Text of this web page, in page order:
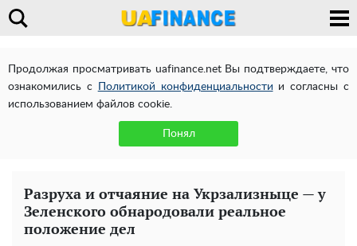
Продолжая просматривать uafinance.net Вы подтверждаете, что
ознакомились с
Политикой конфиденциальности и согласны с
использованием файлов cookie.
Понял
Разруха и отчаяние на Укрзализныце — у
Зеленского обнародовали реальное
положение дел